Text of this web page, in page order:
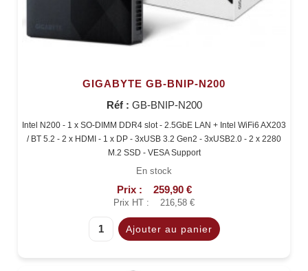
GIGABYTE GB-BNIP-N200
Réf : GB-BNIP-N200
Intel N200 - 1 x SO-DIMM DDR4 slot - 2.5GbE LAN + Intel WiFi6 AX203
/ BT 5.2 - 2 x HDMI - 1 x DP - 3xUSB 3.2 Gen2 - 3xUSB2.0 - 2 x 2280
M.2 SSD - VESA Support
En stock
Prix : 259,90 €
Prix HT : 216,58 €